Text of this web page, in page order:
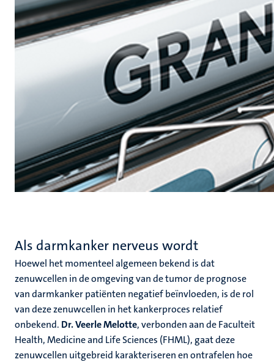
Als darmkanker nerveus wordt
Hoewel het momenteel algemeen bekend is dat
zenuwcellen in de omgeving van de tumor de prognose
van darmkanker patiënten negatief beïnvloeden, is de rol
van deze zenuwcellen in het kankerproces relatief
onbekend. Dr. Veerle Melotte, verbonden aan de Faculteit
Health, Medicine and Life Sciences (FHML), gaat deze
zenuwcellen uitgebreid karakteriseren en ontrafelen hoe